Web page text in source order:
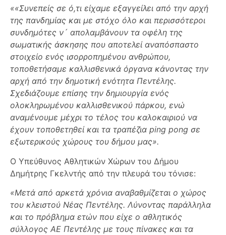
««Συνεπείς σε ό,τι είχαμε εξαγγείλει από την αρχή
της πανδημίας και με στόχο όλο και περισσότεροι
συνδημότες ν´ απολαμβάνουν τα οφέλη της
σωματικής άσκησης που αποτελεί αναπόσπαστο
στοιχείο ενός ισορροπημένου ανθρώπου,
τοποθετήσαμε καλλισθενικά όργανα κάνοντας την
αρχή από την δημοτική ενότητα Πεντέλης.
Σχεδιάζουμε επίσης την δημιουργία ενός
ολοκληρωμένου καλλισθενικού πάρκου, ενώ
αναμένουμε μέχρι το τέλος του καλοκαιριού να
έχουν τοποθετηθεί και τα τραπέζια ping pong σε
εξωτερικούς χώρους του δήμου μας».
Ο Υπεύθυνος Αθλητικών Χώρων του Δήμου
Δημήτρης Γκελντής από την πλευρά του τόνισε:
«Μετά από αρκετά χρόνια αναβαθμίζεται ο χώρος
του κλειστού Νέας Πεντέλης. Λύνοντας παράλληλα
και το πρόβλημα ετών που είχε ο αθλητικός
σύλλογος ΑΕ Πεντέλης με τους πίνακες και τα